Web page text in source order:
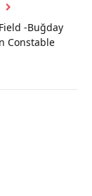
-Buğday
Constable